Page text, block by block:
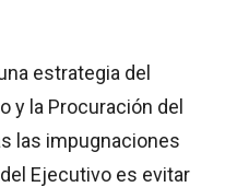
estrategia del
y la Procuración del
las impugnaciones
Ejecutivo es evitar